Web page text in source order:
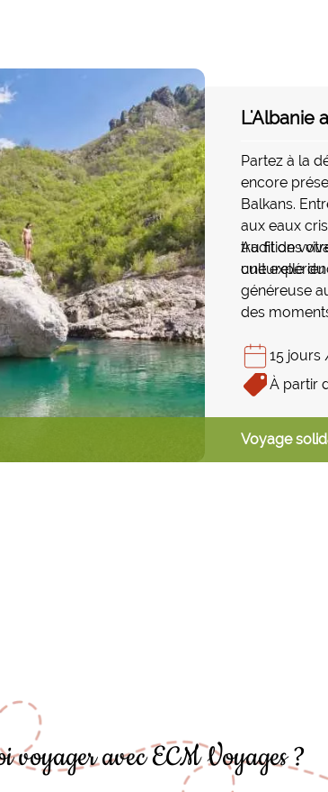
L'Albanie
Partez à la
encore
Balkans.
aux eaux
traditions
une
Au fil de
culturelle du
généreuse
des
hospitalité.
battus,
15 jours
À partir
Voyage
voyager avec ECM Voyages ?